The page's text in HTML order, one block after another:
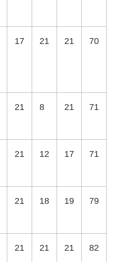
17 21 21 70
21 8 21 71
21 12 17 71
21 18 19 79
21 21 21 82